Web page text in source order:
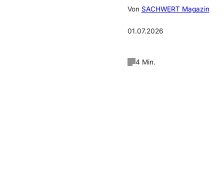
Von SACHWERT Magazin
01.07.2026
4 Min.